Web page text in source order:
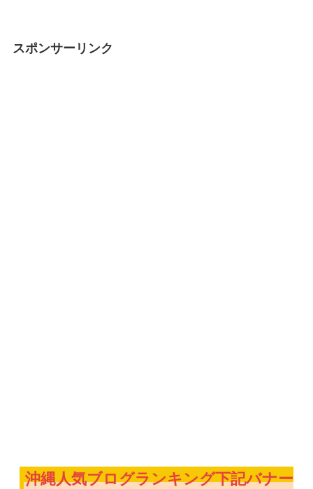
スポンサーリンク
沖縄人気ブログランキング下記バナー